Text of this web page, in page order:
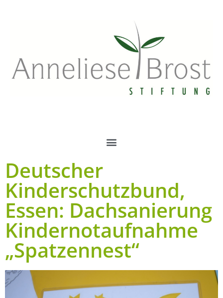
Deutscher
Kinderschutzbund,
Essen: Dachsanierung
Kindernotaufnahme
„Spatzennest“